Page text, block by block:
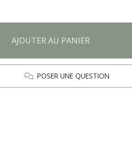
AJOUTER AU PANIER
POSER UNE QUESTION